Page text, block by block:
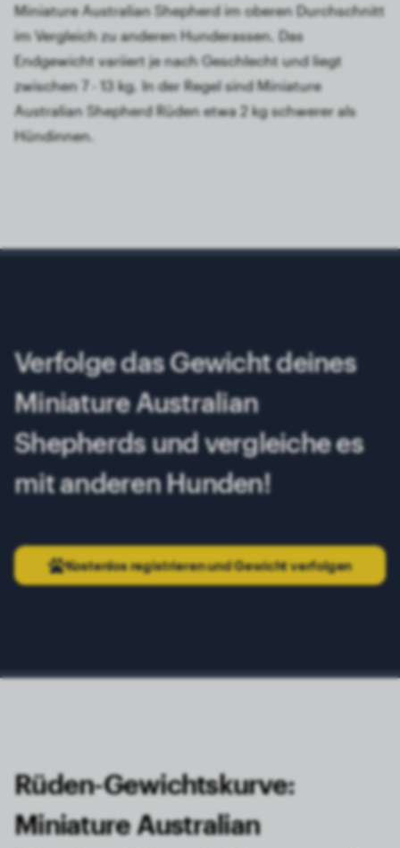
Miniature Australian Shepherd im oberen Durchschnitt
im Vergleich zu anderen Hunderassen. Das
Endgewicht variiert je nach Geschlecht und liegt
zwischen 7 - 13 kg. In der Regel sind Miniature
Australian Shepherd Rüden etwa 2 kg schwerer als
Hündinnen.
Verfolge das Gewicht deines
Miniature Australian
Shepherds und vergleiche es
mit anderen Hunden!
Kostenlos registrieren und Gewicht verfolgen
Rüden-Gewichtskurve:
Miniature Australian